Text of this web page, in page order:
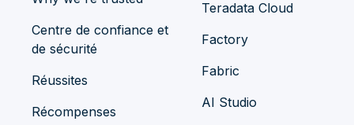
Centre de confiance et
de sécurité
Réussites
Récompenses
Teradata Cloud
Factory
Fabric
AI Studio